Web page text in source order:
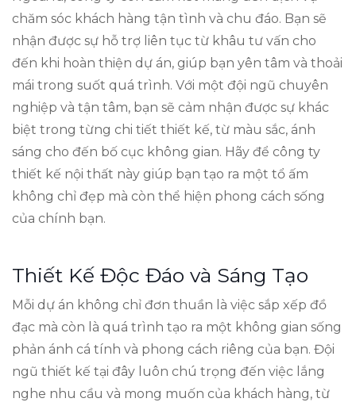
chăm sóc khách hàng tận tình và chu đáo. Bạn sẽ
nhận được sự hỗ trợ liên tục từ khâu tư vấn cho
đến khi hoàn thiện dự án, giúp bạn yên tâm và thoải
mái trong suốt quá trình. Với một đội ngũ chuyên
nghiệp và tận tâm, bạn sẽ cảm nhận được sự khác
biệt trong từng chi tiết thiết kế, từ màu sắc, ánh
sáng cho đến bố cục không gian. Hãy để công ty
thiết kế nội thất này giúp bạn tạo ra một tổ ấm
không chỉ đẹp mà còn thể hiện phong cách sống
của chính bạn.
Thiết Kế Độc Đáo và Sáng Tạo
Mỗi dự án không chỉ đơn thuần là việc sắp xếp đồ
đạc mà còn là quá trình tạo ra một không gian sống
phản ánh cá tính và phong cách riêng của bạn. Đội
ngũ thiết kế tại đây luôn chú trọng đến việc lắng
nghe nhu cầu và mong muốn của khách hàng, từ